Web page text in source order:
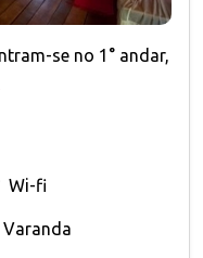
se no 1° andar,
Wi-fi
Varanda